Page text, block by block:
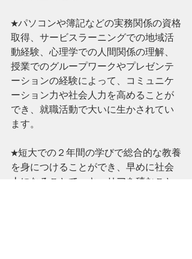
★パソコンや簿記などの実務関係の資格
取得、サービスラーニングでの地域活
動経験、心理学での人間関係の理解、
授業でのグループワークやプレゼンテ
ーションの経験によって、コミュニケ
ーション力や社会人力を高めることが
でき、就職活動で大いに生かされてい
ます。
★短大での２年間の学びで総合的な教養
を身につけることができ、早めに社会
人になることで、キャリアを積むこと